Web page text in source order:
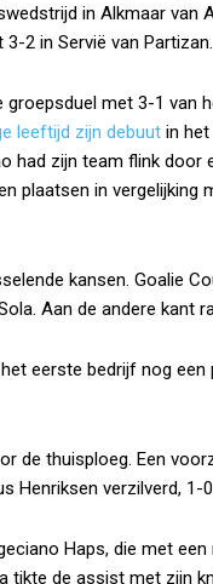
in Alkmaar van
2 in Servië van Partizan.
met 3-1 van
leeftijd zijn debuut in
had zijn team flink door
plaatsen in vergelijking
kansen. Goalie
Aan de andere kant
eerste bedrijf nog
de thuisploeg. Een
Henriksen verzilverd, 1-
Haps, die met
tikte de assist met zijn